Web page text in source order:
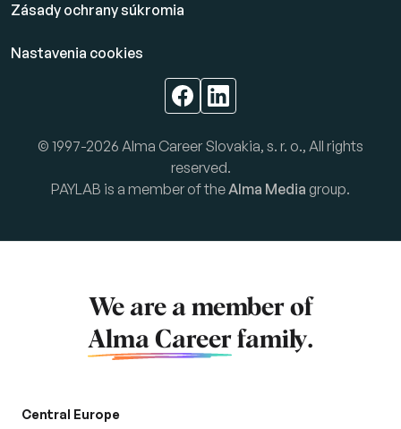
Zásady ochrany súkromia
Nastavenia cookies
© 1997-2026 Alma Career Slovakia, s. r. o., All rights
reserved.
PAYLAB is a member of theAlma Media group.
We are a member of
Alma Career family.
Central Europe